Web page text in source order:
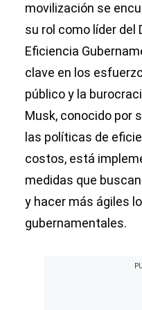
movilización se
su rol como líder del
Eficiencia
clave en los
público y la
Musk, conocido por
las políticas de
costos, está
medidas que
y hacer más ágiles
gubernamentales.